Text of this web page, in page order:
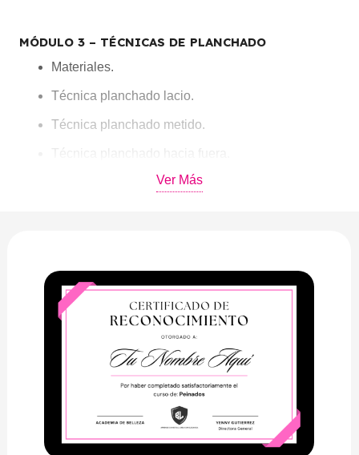
MÓDULO 3 – TÉCNICAS DE PLANCHADO
Materiales.
Técnica planchado lacio.
Técnica planchado metido.
Técnica planchado curvo.
Técnica cepillado cabello mediano.
Técnica cepillado para adentro.
Técnica cepillado con volumen.
Técnica cepillado crespo.
Ver Más